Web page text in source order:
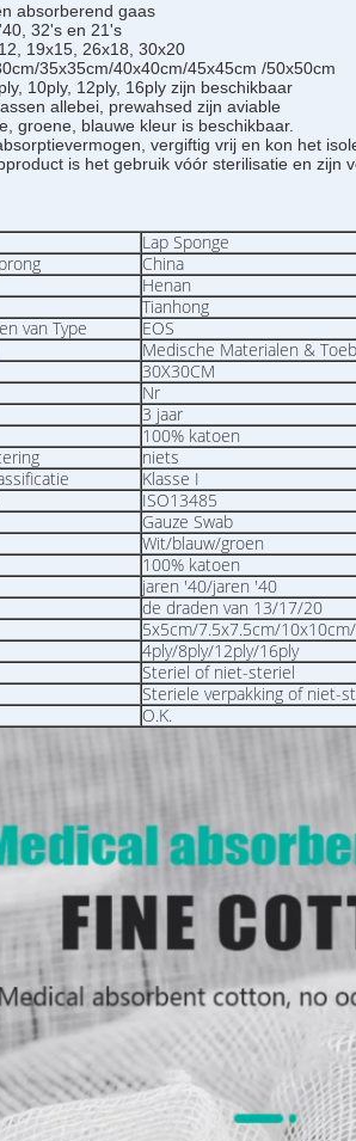
absorberend gaas
32's en 21's
19x15, 26x18, 30x20
35x35cm/40x40cm/45x45cm /50x50cm
10ply, 12ply, 16ply zijn beschikbaar
allebei, prewahsed zijn aviable
groene, blauwe kleur is beschikbaar.
vergiftig vrij en kon het
is het gebruik vóór sterilisatie en zijn
Lap Sponge
China
Henan
Tianhong
van Type
EOS
Medische Materialen &
30X30CM
Nr
3 jaar
100% katoen
niets
Klasse I
ISO13485
Gauze Swab
Wit/blauw/groen
100% katoen
jaren '40/jaren '40
de draden van 13/17/20
5x5cm/7.5x7.5cm/
4ply/8ply/12ply/16ply
Steriel of niet-steriel
Steriele verpakking of niet-
O.K.